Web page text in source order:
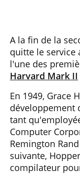
A la fin de la
quitte le service
l'une des
Harvard Mark II
En 1949, Grace
développement
tant
Computer
Remington
suivante,
compilateur